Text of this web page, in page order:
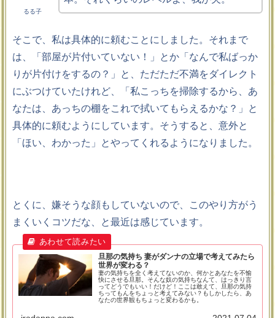
るる子
そこで、私は具体的に頼むことにしました。それまで
は、「部屋が片付いていない！」とか「なんで私ばっか
りが片付けをするの？」と、ただただ不満をダイレクト
にぶつけていたけれど、「私こっちを掃除するから、あ
なたは、あっちの棚をこれで拭いてもらえるかな？」と
具体的に頼むようにしています。そうすると、意外と
「ほい、わかった」とやってくれるようになりました。
とくに、嫌そうな顔もしていないので、このやり方がう
まくいくコツだな、と最近は感じています。
旦那の気持ち 妻がダンナの立場で考えてみたら
世界が変わる？
妻の気持ちを全く考えてないのか、何かとあなたを不愉
快にさせる旦那。そんな奴の気持ちなんて、はっきり言
ってどうでもいい！だけど！ここは敢えて、旦那の気持
ちってもんをちょっと考えてみない？もしかしたら、あ
なたの世界観もちょっと変わるかも。